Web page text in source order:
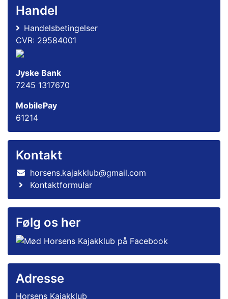
Handel
Handelsbetingelser
CVR: 29584001
Jyske Bank
7245 1317670
MobilePay
61214
Kontakt
horsens.kajakklub@gmail.com
Kontaktformular
Følg os her
Adresse
Horsens Kajakklub